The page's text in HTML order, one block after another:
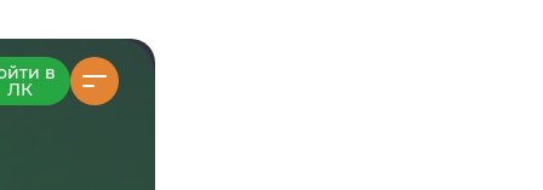
в
ЛК